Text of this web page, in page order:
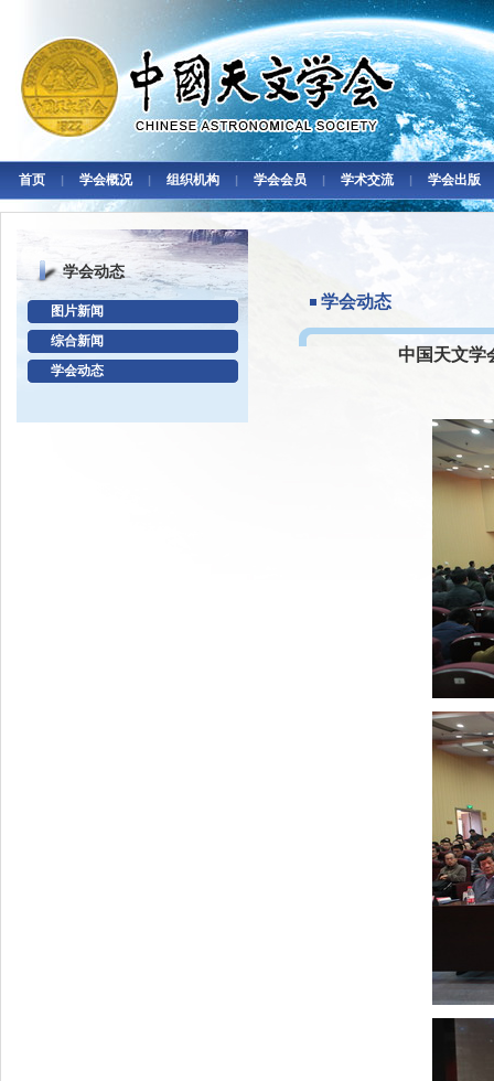
首页 | 学会概况 | 组织机构 | 学会会员 | 学术交流 | 学会出版
学会动态
图片新闻
综合新闻
学会动态
学会动态
中国天文学